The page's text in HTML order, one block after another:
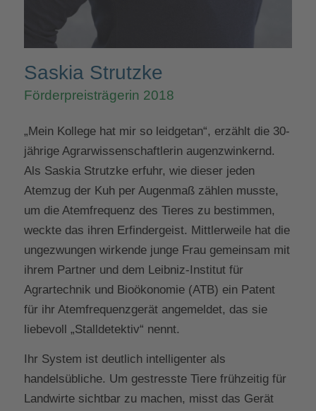
Saskia Strutzke
Förderpreisträgerin 2018
„Mein Kollege hat mir so leidgetan“, erzählt die 30-
jährige Agrarwissenschaftlerin augenzwinkernd.
Als Saskia Strutzke erfuhr, wie dieser jeden
Atemzug der Kuh per Augenmaß zählen musste,
um die Atemfrequenz des Tieres zu bestimmen,
weckte das ihren Erfindergeist. Mittlerweile hat die
ungezwungen wirkende junge Frau gemeinsam mit
ihrem Partner und dem Leibniz-Institut für
Agrartechnik und Bioökonomie (ATB) ein Patent
für ihr Atemfrequenzgerät angemeldet, das sie
liebevoll „Stalldetektiv“ nennt.
Ihr System ist deutlich intelligenter als
handelsübliche. Um gestresste Tiere frühzeitig für
Landwirte sichtbar zu machen, misst das Gerät